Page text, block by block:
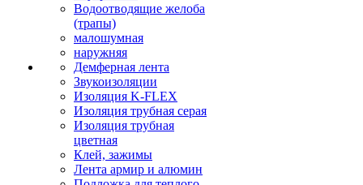
Водоотводящие желоба
(трапы)
малошумная
наружняя
Демферная лента
Звукоизоляции
Изоляция K-FLEX
Изоляция трубная серая
Изоляция трубная
цветная
Клей, зажимы
Лента армир и алюмин